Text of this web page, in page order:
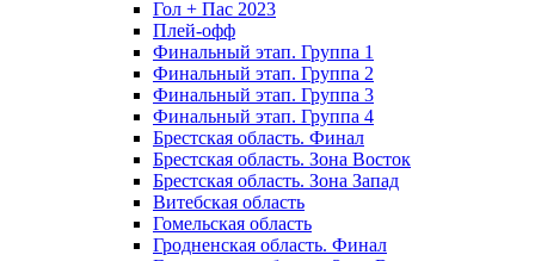
Гол + Пас 2023
Плей-офф
Финальный этап. Группа 1
Финальный этап. Группа 2
Финальный этап. Группа 3
Финальный этап. Группа 4
Брестская область. Финал
Брестская область. Зона Восток
Брестская область. Зона Запад
Витебская область
Гомельская область
Гродненская область. Финал